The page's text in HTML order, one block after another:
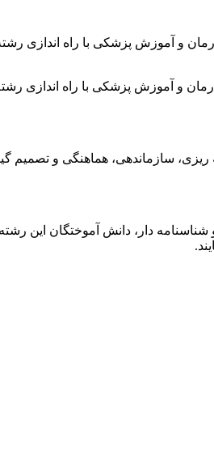
و آموزش پزشکی با راه اندازی
و آموزش پزشکی با راه اندازی
ریزی، سازماندهی، هماهنگی و
دار، دانش آموختگان این رشته